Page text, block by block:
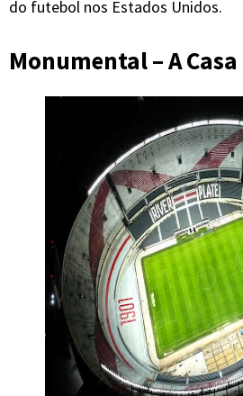
do futebol nos Estados Unidos.
Monumental – A